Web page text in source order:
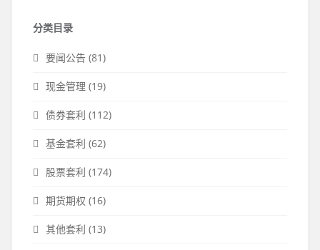
分类目录
要闻公告 (81)
现金管理 (19)
债券套利 (112)
基金套利 (62)
股票套利 (174)
期货期权 (16)
其他套利 (13)